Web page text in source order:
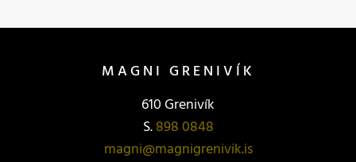
MAGNI GRENIVÍK
610 Grenivík
S.898 0848
magni@magnigrenivik.is